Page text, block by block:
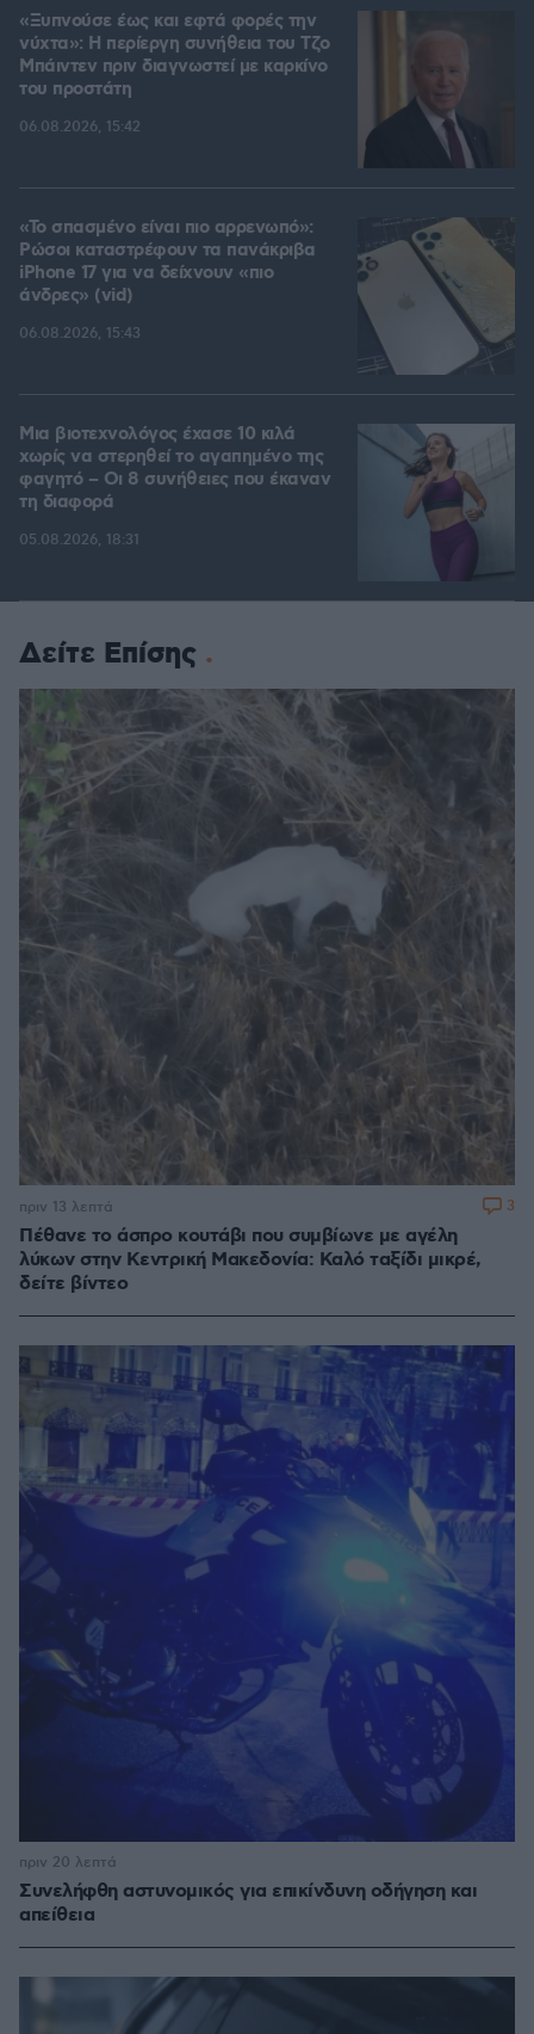
«Ξυπνούσε έως και εφτά φορές την
νύχτα»: Η περίεργη συνήθεια του Τζο
Μπάιντεν πριν διαγνωστεί με καρκίνο
του προστάτη
06.08.2026, 15:42
«Το σπασμένο είναι πιο αρρενωπό»:
Ρώσοι καταστρέφουν τα πανάκριβα
iPhone 17 για να δείχνουν «πιο
άνδρες» (vid)
06.08.2026, 15:43
Μια βιοτεχνολόγος έχασε 10 κιλά
χωρίς να στερηθεί το αγαπημένο της
φαγητό – Οι 8 συνήθειες που έκαναν
τη διαφορά
05.08.2026, 18:31
Δείτε Επίσης
Πέθανε το άσπρο κουτάβι που συμβίωνε με αγέλη
λύκων στην Κεντρική Μακεδονία: Καλό ταξίδι μικρέ,
δείτε βίντεο
πριν 13 λεπτά 3
Συνελήφθη αστυνομικός για επικίνδυνη οδήγηση και
απείθεια
πριν 20 λεπτά